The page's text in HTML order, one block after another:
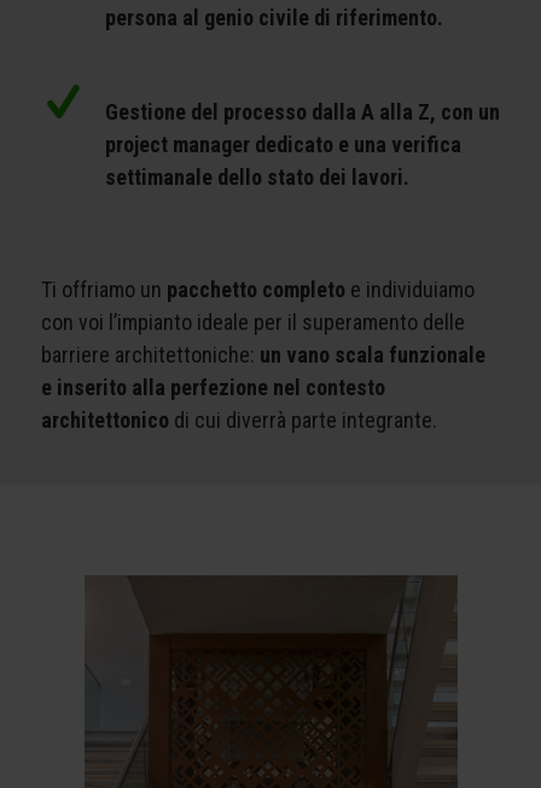
persona al genio civile di riferimento.
Gestione del processo dalla A alla Z, con un
project manager dedicato e una verifica
settimanale dello stato dei lavori.
Ti offriamo un pacchetto completo e individuiamo
con voi l’impianto ideale per il superamento delle
barriere architettoniche: un vano scala funzionale
e inserito alla perfezione nel contesto
architettonico di cui diverrà parte integrante.